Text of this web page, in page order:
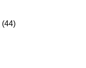
(44)